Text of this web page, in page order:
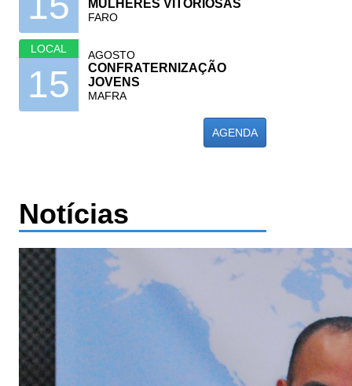
MULHERES VITORIOSAS
FARO
LOCAL
15
AGOSTO
CONFRATERNIZAÇÃO
JOVENS
MAFRA
AGENDA
Notícias